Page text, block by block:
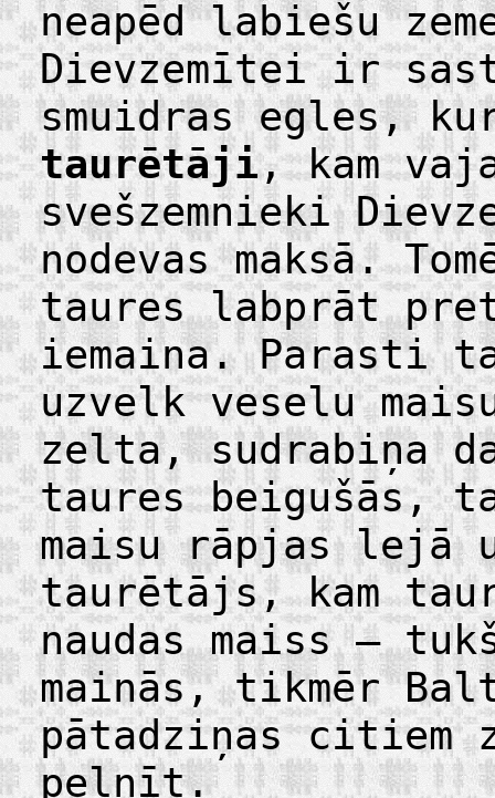
neapēd labiešu
Dievzemītei ir
smuidras egles,
taurētāji, kam
svešzemnieki
nodevas maksā.
taures labprāt
iemaina. Parasti
uzvelk veselu
zelta, sudrabiņa
taures beigušās,
maisu rāpjas lejā
taurētājs, kam
naudas maiss –
mainās, tikmēr
pātadziņas citiem
pelnīt.